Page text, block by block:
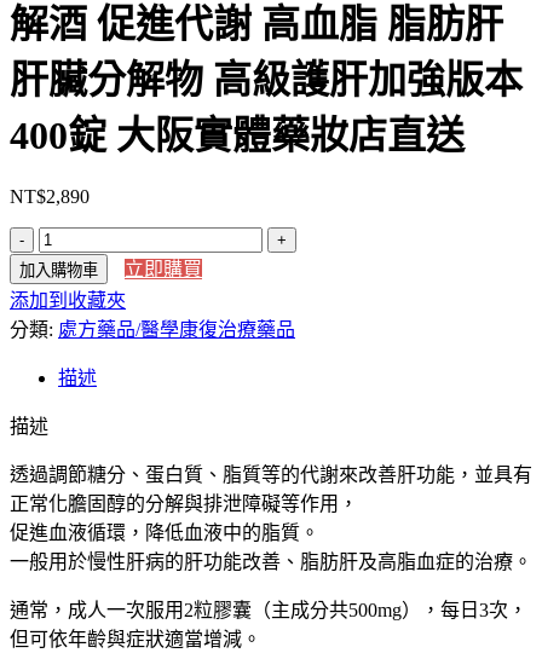
解酒 促進代謝 高血脂 脂肪肝
肝臟分解物 高級護肝加強版本
400錠 大阪實體藥妝店直送
NT$2,890
【日
本
直
送】
本
製
藥
解
酒
促
代
謝
加入購物車
立即購買
添加到收藏夾
分類: 處方藥品/醫學康復治療藥品
描述
描述
透過調節糖分、蛋白質、脂質等的代謝來改善肝功能，並具有
正常化膽固醇的分解與排泄障礙等作用，
促進血液循環，降低血液中的脂質。
一般用於慢性肝病的肝功能改善、脂肪肝及高脂血症的治療。
通常，成人一次服用2粒膠囊（主成分共500mg），每日3次，
但可依年齡與症狀適當增減。